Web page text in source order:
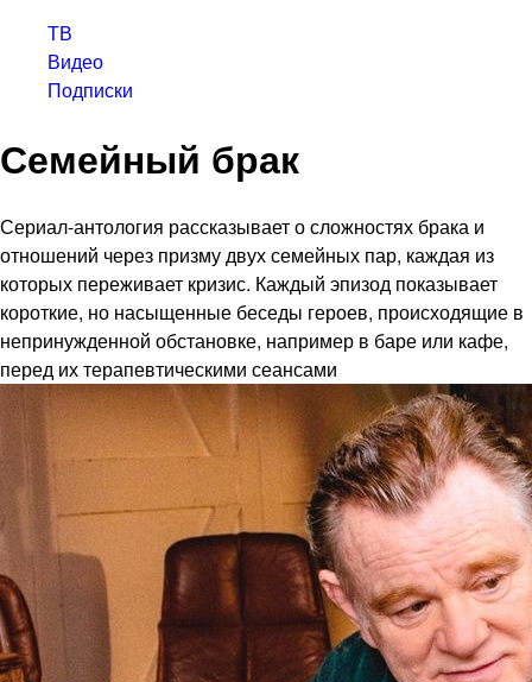
ТВ
Видео
Подписки
Семейный брак
Сериал-антология рассказывает о сложностях брака и
отношений через призму двух семейных пар, каждая из
которых переживает кризис. Каждый эпизод показывает
короткие, но насыщенные беседы героев, происходящие в
непринужденной обстановке, например в баре или кафе,
перед их терапевтическими сеансами